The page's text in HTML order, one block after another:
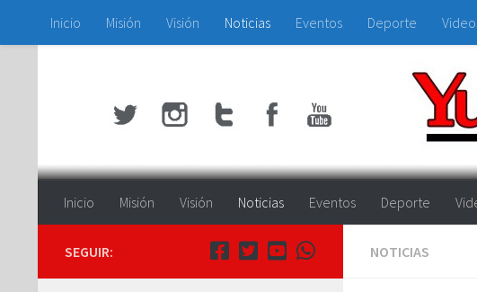
Saltar al contenido
Inicio Misión Visión Noticias Eventos Deporte
Inicio Misión Visión Noticias Eventos Deporte
NOTICIAS
SEGUIR: